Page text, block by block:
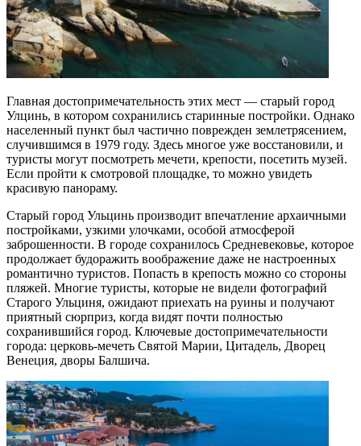
Главная достопримечательность этих мест — старый город
Улцинь, в котором сохранились старинные постройки. Однако
населенный пункт был частично поврежден землетрясением,
случившимся в 1979 году. Здесь многое уже восстановили, и
туристы могут посмотреть мечети, крепости, посетить музей.
Если пройти к смотровой площадке, то можно увидеть
красивую панораму.
Старый город Ульцинь производит впечатление архаичными
постройками, узкими улочками, особой атмосферой
заброшенности. В городе сохранилось Средневековье, которое
продолжает будоражить воображение даже не настроенных
романтично туристов. Попасть в крепость можно со стороны
пляжей. Многие туристы, которые не видели фотографий
Старого Ульциня, ожидают приехать на руины и получают
приятный сюрприз, когда видят почти полностью
сохранившийся город. Ключевые достопримечательности
города: церковь-мечеть Святой Марии, Цитадель, Дворец
Венеция, дворы Балшича.